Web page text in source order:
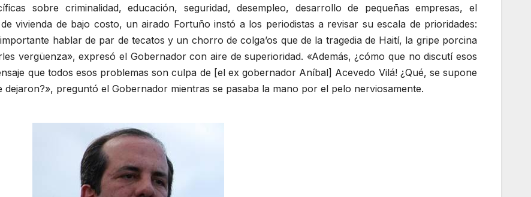
sobre criminalidad, educación, seguridad, desempleo, desarrollo de pequeñas empresas, el
vivienda de bajo costo, un airado Fortuño instó a los periodistas a revisar su escala de prioridades:
hablar de par de tecatos y un chorro de colga’os que de la tragedia de Haití, la gripe porcina
vergüenza», expresó el Gobernador con aire de superioridad. «Además, ¿cómo que no discutí esos
que todos esos problemas son culpa de [el ex gobernador Aníbal] Acevedo Vilá! ¿Qué, se supone
preguntó el Gobernador mientras se pasaba la mano por el pelo nerviosamente.